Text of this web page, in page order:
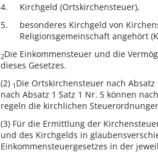
Kirchgeld (Ortskirchensteuer),
besonderes Kirchgeld von
Religionsgemeinschaft angehört
2Die Einkommensteuer und die
dieses Gesetzes.
(2) 1 Die Ortskirchensteuer nach
nach Absatz 1 Satz 1 Nr. 5 können
regeln die kirchlichen
(3) Für die Ermittlung der
und des Kirchgelds in
Einkommensteuergesetzes in der